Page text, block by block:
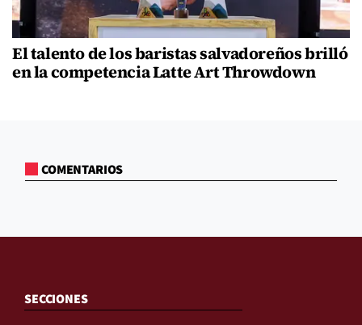
El talento de los baristas salvadoreños brilló
en la competencia Latte Art Throwdown
COMENTARIOS
SECCIONES